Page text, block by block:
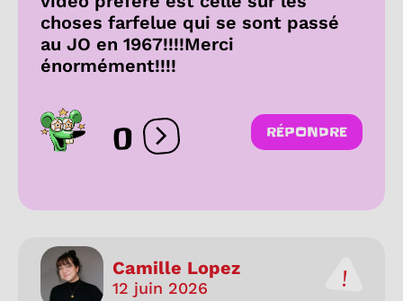
choses farfelue qui se sont passé
au JO en 1967!!!!Merci
énormément!!!!
0 Ouvrir les réactions
RÉPONDRE
Camille Lopez
12 juin 2026